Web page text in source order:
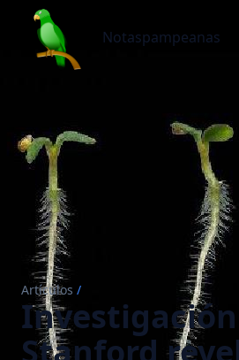
Notaspampeanas
Notaspampeanas
Artículos /